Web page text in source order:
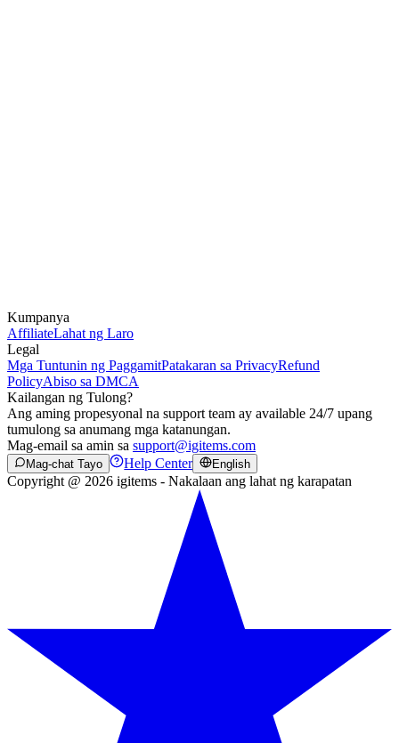
Kumpanya
AffiliateLahat ng Laro
Legal
Mga Tuntunin ng PaggamitPatakaran sa PrivacyRefund
PolicyAbiso sa DMCA
Kailangan ng Tulong?
Ang aming propesyonal na support team ay available 24/7 upang
tumulong sa anumang mga katanungan.
Mag-email sa amin sa support@igitems.com
Mag-chat Tayo Help Center English
Copyright @ 2026 igitems - Nakalaan ang lahat ng karapatan